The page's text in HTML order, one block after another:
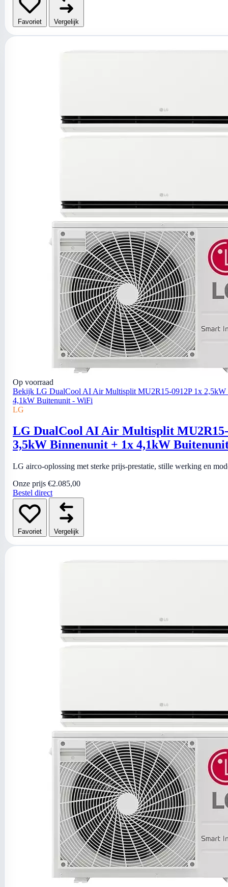
Favoriet Vergelijk
Op voorraad
Bekijk LG DualCool AI Air Multisplit MU2R15-0912P 1x
4,1kW Buitenunit - WiFi
LG
LG DualCool AI Air Multisplit MU2R15-
3,5kW Binnenunit + 1x 4,1kW
LG airco-oplossing met sterke prijs-prestatie, stille werking en
Onze prijs €2.085,00
Bestel direct
Favoriet Vergelijk